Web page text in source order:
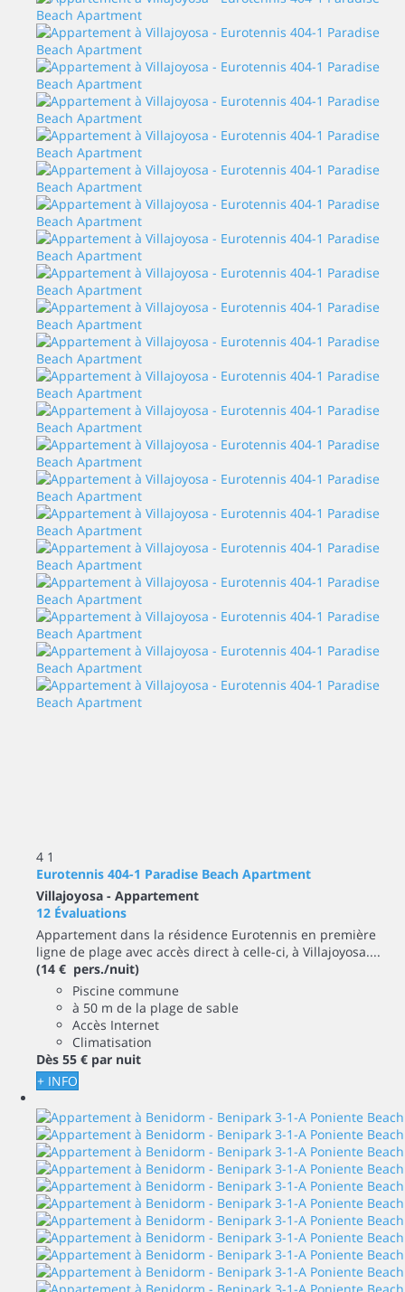
4 1
Eurotennis 404-1 Paradise Beach Apartment
Villajoyosa - Appartement
12 Évaluations
Appartement dans la résidence Eurotennis en première
ligne de plage avec accès direct à celle-ci, à Villajoyosa....
(14 € pers./nuit)
Piscine commune
à 50 m de la plage de sable
Accès Internet
Climatisation
Dès 55 € par nuit
+ INFO